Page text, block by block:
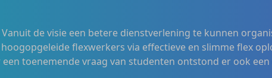
Vanuit de visie een betere dienstverlening te kunnen
flexwerkers via effectieve en slimme flex
toenemende vraag van studenten ontstond er ook